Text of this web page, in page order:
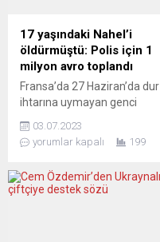
17 yaşındaki Nahel’i
öldürmüştü: Polis için 1
milyon avro toplandı
Fransa’da 27 Haziran’da dur
ihtarına uymayan genci
sağcının başlattığı bağış
kampanyasında şimdiye
fazla para toplandı. 27
Haziran Salı günü, polisin
03.07.2023
yorumlar kapalı
199